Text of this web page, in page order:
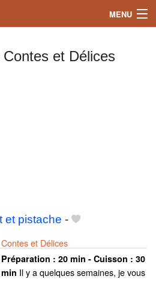
MENU
et Délices
et pistache -
Contes et Délices
Préparation : 20 min - Cuisson : 30
min Il y a quelques semaines, je vous